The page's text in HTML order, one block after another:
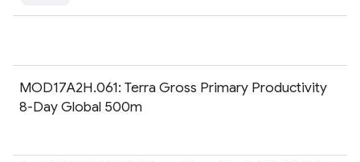
MOD17A2H.061: Terra Gross Primary Productivity
8-Day Global 500m